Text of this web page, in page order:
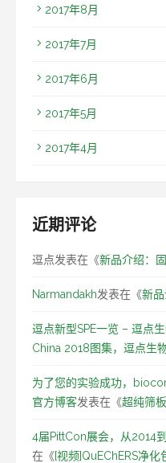
2017年8月
2017年7月
2017年6月
2017年5月
2017年4月
近期评论
逗点发表在《新品介绍：
Narmandakh发表在《新
逗点新型SPE一览 – 逗点
China 2018图集，逗点生
为了您的实验成功，
官方博客发表在《超纯筛
4届PittCon展会，从2014
在《[视频]QuEChERS净